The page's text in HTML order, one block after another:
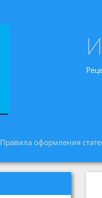
Правила оформления